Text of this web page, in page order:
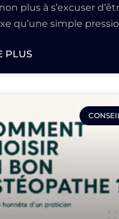
plus à s’excuser
qu’une simple
PLUS